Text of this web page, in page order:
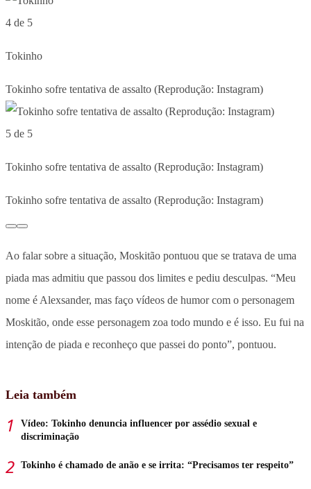
4 de 5
Tokinho
Tokinho sofre tentativa de assalto (Reprodução: Instagram)
5 de 5
Tokinho sofre tentativa de assalto (Reprodução: Instagram)
Tokinho sofre tentativa de assalto (Reprodução: Instagram)
Ao falar sobre a situação, Moskitão pontuou que se tratava de uma
piada mas admitiu que passou dos limites e pediu desculpas. “Meu
nome é Alexsander, mas faço vídeos de humor com o personagem
Moskitão, onde esse personagem zoa todo mundo e é isso. Eu fui na
intenção de piada e reconheço que passei do ponto”, pontuou.
Leia também
Vídeo: Tokinho denuncia influencer por assédio sexual e
discriminação
Tokinho é chamado de anão e se irrita: “Precisamos ter respeito”